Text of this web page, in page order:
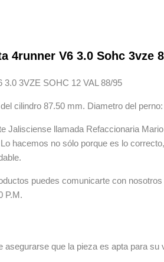
4runner V6 3.0 Sohc 3vze
3VZE SOHC 12 VAL 88/95
cilindro 87.50 mm. Diametro del
Jalisciense llamada Refaccionaria
hacemos no sólo porque es lo
puedes comunicarte con nosotros
P.M.
que la pieza es apta para